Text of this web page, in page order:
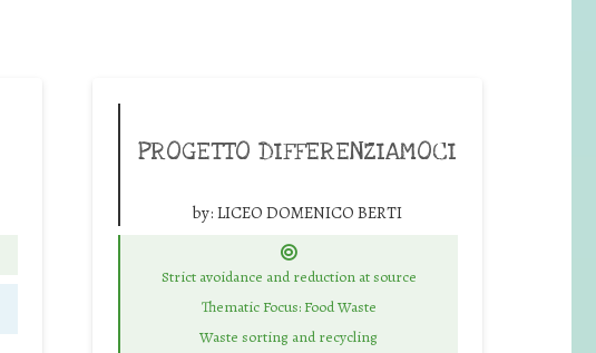
PROGETTO DIFFERENZIAMOCI
by: LICEO DOMENICO BERTI
Strict avoidance and reduction at source
Thematic Focus: Food Waste
Waste sorting and recycling